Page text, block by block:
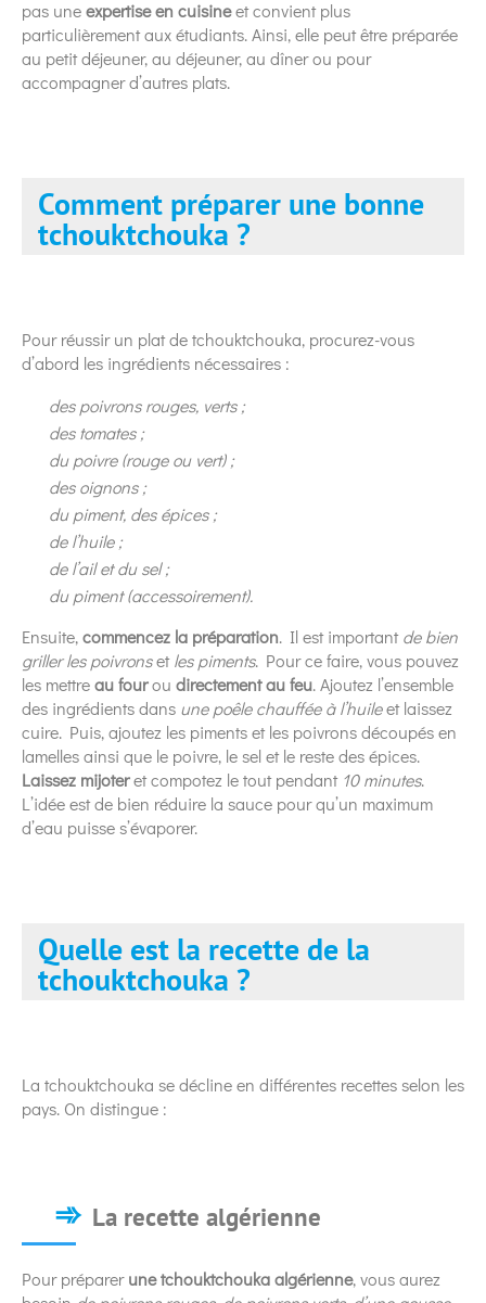
pas uneexpertise en cuisineet convient plus
particulièrement aux étudiants. Ainsi, elle peut être préparée
au petit déjeuner, au déjeuner, au dîner ou pour
accompagner d’autres plats.
Comment préparer une bonne
tchouktchouka ?
Pour réussir un plat de tchouktchouka, procurez-vous
d’abord les ingrédients nécessaires :
des poivrons rouges, verts ;
des tomates ;
du poivre (rouge ou vert) ;
des oignons ;
du piment, des épices ;
de l’huile ;
de l’ail et du sel ;
du piment (accessoirement).
Ensuite,commencez la préparation. Il est importantde bien
griller les poivronsetles piments. Pour ce faire, vous pouvez
les mettreau fourou directement au feu. Ajoutez l’ensemble
des ingrédients dans une poêle chauffée à l’huileet laissez
cuire. Puis, ajoutez les piments et les poivrons découpés en
lamelles ainsi que le poivre, le sel et le reste des épices.
Laissez mijoteret compotez le tout pendant 10 minutes.
L’idée est de bien réduire la sauce pour qu’un maximum
d’eau puisse s’évaporer.
Quelle est la recette de la
tchouktchouka ?
La tchouktchouka se décline en différentes recettes selon les
pays. On distingue :
La recette algérienne
Pour préparerune tchouktchouka algérienne, vous aurez